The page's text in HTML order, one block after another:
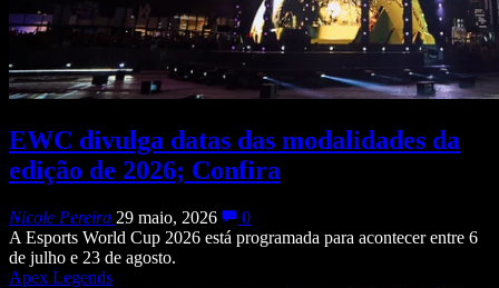
EWC divulga datas das modalidades da
edição de 2026; Confira
Nicole Pereira 29 maio, 2026
0
A Esports World Cup 2026 está programada para acontecer entre 6
de julho e 23 de agosto.
Apex Legends